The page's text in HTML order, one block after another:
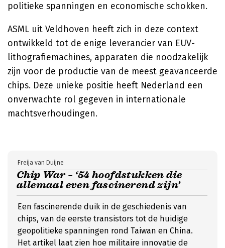
politieke spanningen en economische schokken.
ASML uit Veldhoven heeft zich in deze context
ontwikkeld tot de enige leverancier van EUV-
lithografiemachines, apparaten die noodzakelijk
zijn voor de productie van de meest geavanceerde
chips. Deze unieke positie heeft Nederland een
onverwachte rol gegeven in internationale
machtsverhoudingen.
Chip War – ‘54 hoofdstukken die
allemaal even fascinerend zijn’
Freija van Duijne
Een fascinerende duik in de geschiedenis van
chips, van de eerste transistors tot de huidige
geopolitieke spanningen rond Taiwan en China.
Het artikel laat zien hoe militaire innovatie de